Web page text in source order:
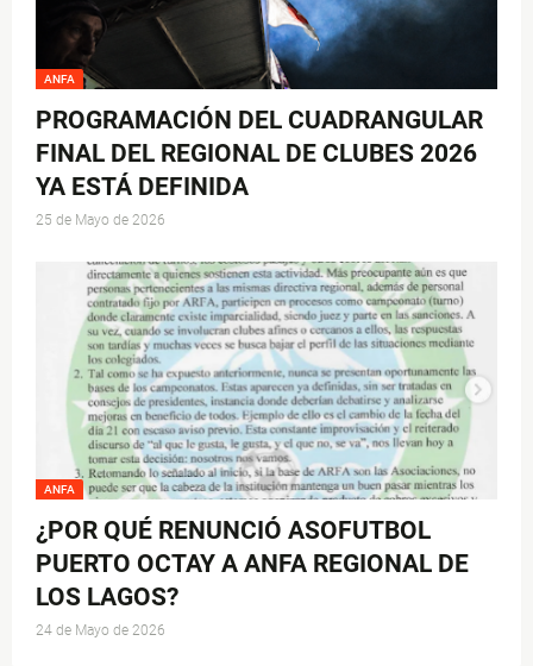
ANFA
PROGRAMACIÓN DEL CUADRANGULAR
FINAL DEL REGIONAL DE CLUBES 2026
YA ESTÁ DEFINIDA
25 de Mayo de 2026
ANFA
¿POR QUÉ RENUNCIÓ ASOFUTBOL
PUERTO OCTAY A ANFA REGIONAL DE
LOS LAGOS?
24 de Mayo de 2026